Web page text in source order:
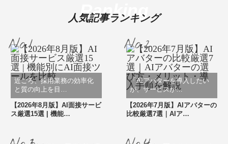
人気記事ランキング
Ranking
近ごろ、採用業務の効率化
と質の向上を目…
【2026年8月版】AI面接サービ
ス厳選15選 | 機能…
「AIアバターを導入したい
が、サービスが…
【2026年7月版】AIアバターの
比較厳選7選｜AIア…